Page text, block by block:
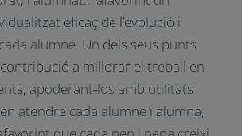
ofereix una gran
millora de la gestió escolar i
de qualitat. Les
orientades a l’educació són